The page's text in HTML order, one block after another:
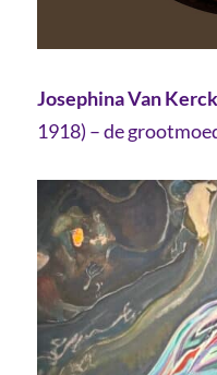
Josephina Van
1918) – de